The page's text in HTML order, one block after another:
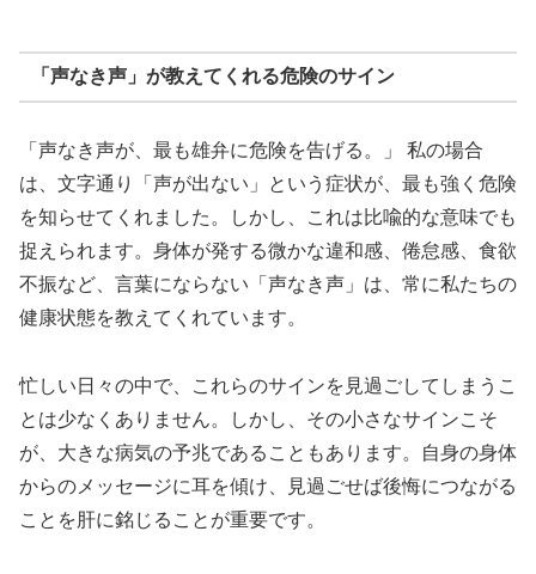
「声なき声」が教えてくれる危険のサイン
「声なき声が、最も雄弁に危険を告げる。」 私の場合
は、文字通り「声が出ない」という症状が、最も強く危険
を知らせてくれました。しかし、これは比喩的な意味でも
捉えられます。身体が発する微かな違和感、倦怠感、食欲
不振など、言葉にならない「声なき声」は、常に私たちの
健康状態を教えてくれています。
忙しい日々の中で、これらのサインを見過ごしてしまうこ
とは少なくありません。しかし、その小さなサインこそ
が、大きな病気の予兆であることもあります。自身の身体
からのメッセージに耳を傾け、見過ごせば後悔につながる
ことを肝に銘じることが重要です。